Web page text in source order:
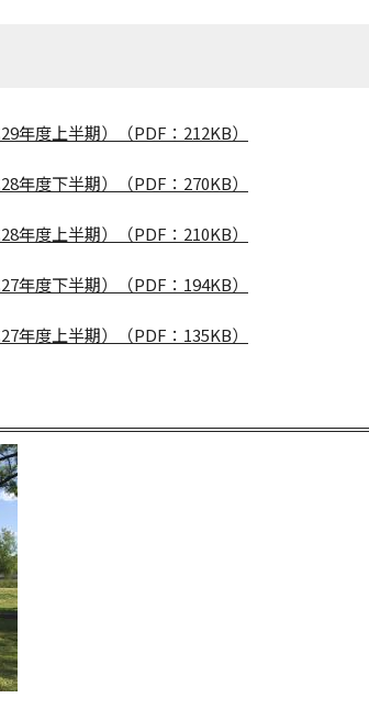
度上半期）（PDF：212KB）
度下半期）（PDF：270KB）
度上半期）（PDF：210KB）
度下半期）（PDF：194KB）
度上半期）（PDF：135KB）